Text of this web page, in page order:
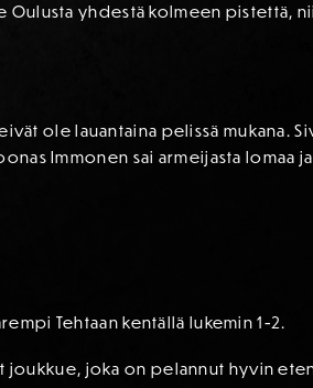
Oulusta yhdestä kolmeen pistettä,
ole lauantaina pelissä mukana.
Immonen sai armeijasta lomaa
Tehtaan kentällä lukemin 1-2.
joukkue, joka on pelannut hyvin